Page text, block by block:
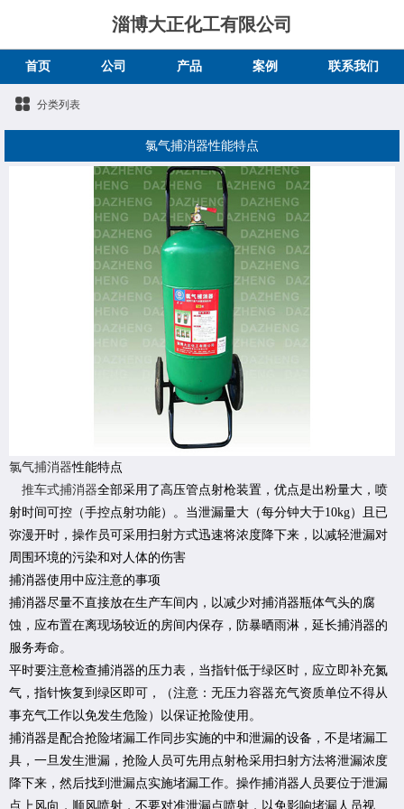
淄博大正化工有限公司
首页 公司 产品 案例 联系我们
分类列表
氯气捕消器性能特点
氯气捕消器性能特点
推车式捕消器全部采用了高压管点射枪装置，优点是出粉量大，喷
射时间可控（手控点射功能）。当泄漏量大（每分钟大于10kg）且已
弥漫开时，操作员可采用扫射方式迅速将浓度降下来，以减轻泄漏对
周围环境的污染和对人体的伤害
捕消器使用中应注意的事项
捕消器尽量不直接放在生产车间内，以减少对捕消器瓶体气头的腐
蚀，应布置在离现场较近的房间内保存，防暴晒雨淋，延长捕消器的
服务寿命。
平时要注意检查捕消器的压力表，当指针低于绿区时，应立即补充氮
气，指针恢复到绿区即可，（注意：无压力容器充气资质单位不得从
事充气工作以免发生危险）以保证抢险使用。
捕消器是配合抢险堵漏工作同步实施的中和泄漏的设备，不是堵漏工
具，一旦发生泄漏，抢险人员可先用点射枪采用扫射方法将泄漏浓度
降下来，然后找到泄漏点实施堵漏工作。操作捕消器人员要位于泄漏
点上风向，顺风喷射，不要对准泄漏点喷射，以免影响堵漏人员视